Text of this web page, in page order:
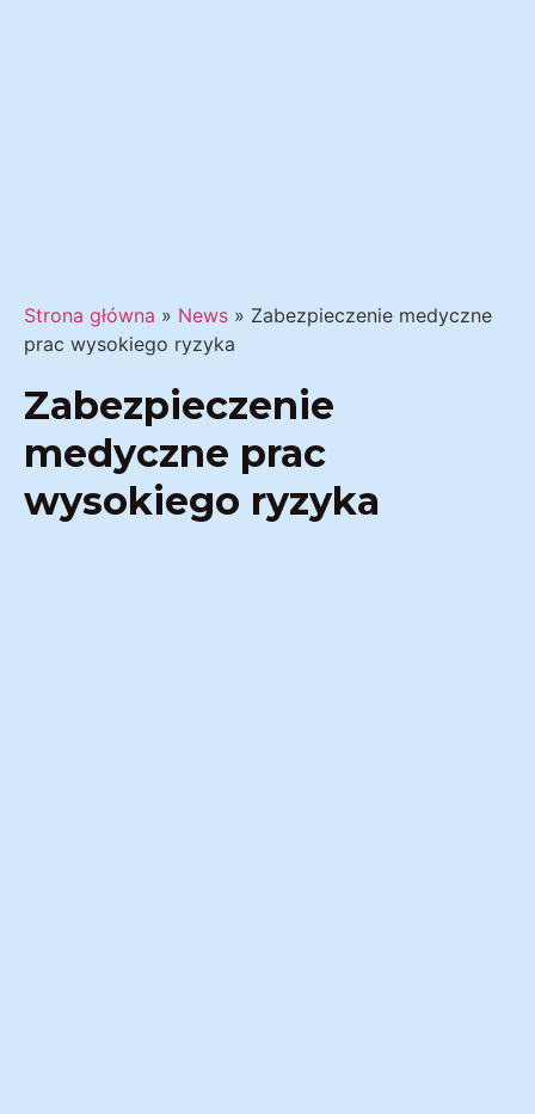
Strona główna » News » Zabezpieczenie medyczne
prac wysokiego ryzyka
Zabezpieczenie
medyczne prac
wysokiego ryzyka